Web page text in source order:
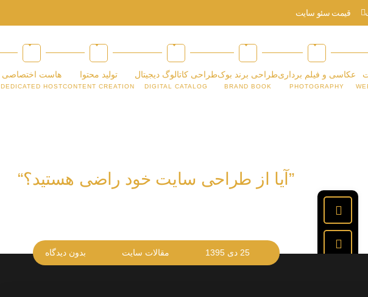
قیمت سئو سایت
عکاسی و فیلم برداری
PHOTOGRAPHY
طراحی برند بوک
BRAND BOOK
طراحی کاتالوگ دیجیتال
DIGITAL CATALOG
تولید محتوا
CONTENT CREATION
هاست اختصاصی
DEDICATED HOST
”آیا از طراحی سایت خود راضی هستید؟“
25 دی 1395 مقالات سایت بدون دیدگاه